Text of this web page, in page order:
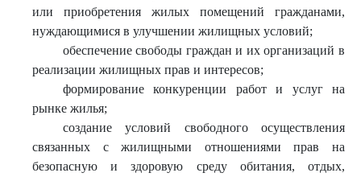
или приобретения жилых помещений гражданами,
нуждающимися в улучшении жилищных условий;
обеспечение свободы граждан и их организаций в
реализации жилищных прав и интересов;
формирование конкуренции работ и услуг на
рынке жилья;
создание условий свободного осуществления
связанных с жилищными отношениями прав на
безопасную и здоровую среду обитания, отдых,